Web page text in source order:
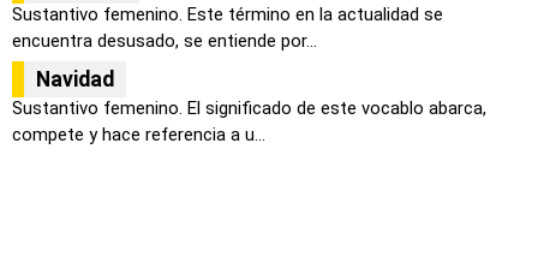
Sustantivo femenino. Este término en la actualidad se
encuentra desusado, se entiende por...
Navidad
Sustantivo femenino. El significado de este vocablo abarca,
compete y hace referencia a u...